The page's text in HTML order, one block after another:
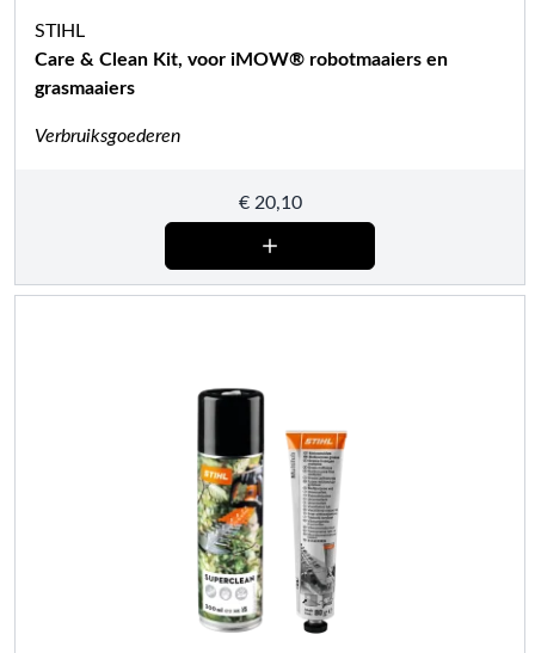
STIHL
Care & Clean Kit, voor iMOW® robotmaaiers en
grasmaaiers
Verbruiksgoederen
€20,10